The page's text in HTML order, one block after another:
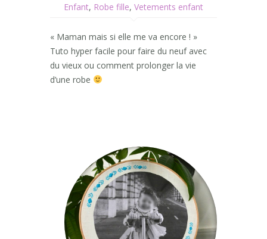
Enfant, Robe fille, Vetements enfant
« Maman mais si elle me va encore ! »
Tuto hyper facile pour faire du neuf avec
du vieux ou comment prolonger la vie
d’une robe